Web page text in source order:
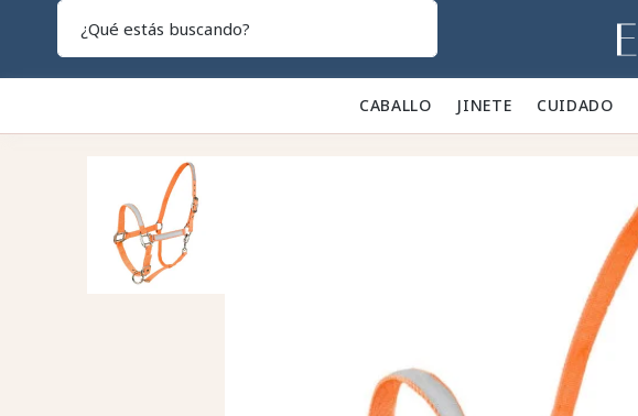
CABALLO 🐎 JINETE 👕 CUIDADO 🪮